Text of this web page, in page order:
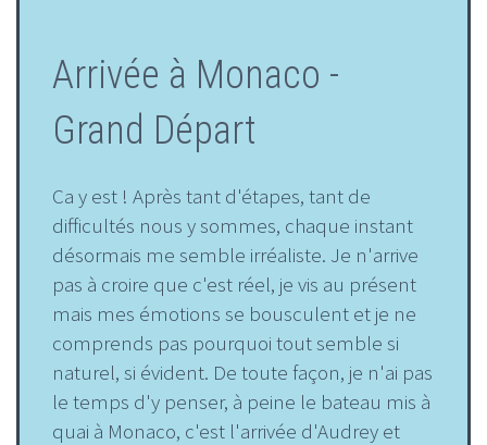
Arrivée à Monaco -
Grand Départ
Ca y est ! Après tant d'étapes, tant de
difficultés nous y sommes, chaque instant
désormais me semble irréaliste. Je n'arrive
pas à croire que c'est réel, je vis au présent
mais mes émotions se bousculent et je ne
comprends pas pourquoi tout semble si
naturel, si évident. De toute façon, je n'ai pas
le temps d'y penser, à peine le bateau mis à
quai à Monaco, c'est l'arrivée d'Audrey et